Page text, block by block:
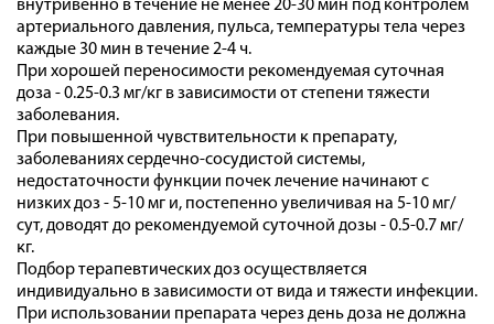
внутривенно в течение не менее 20-30 мин под контролем
артериального давления, пульса, температуры тела через
каждые 30 мин в течение 2-4 ч.
При хорошей переносимости рекомендуемая суточная
доза - 0.25-0.3 мг/кг в зависимости от степени тяжести
заболевания.
При повышенной чувствительности к препарату,
заболеваниях сердечно-сосудистой системы,
недостаточности функции почек лечение начинают с
низких доз - 5-10 мг и, постепенно увеличивая на 5-10 мг/
сут, доводят до рекомендуемой суточной дозы - 0.5-0.7 мг/
кг.
Подбор терапевтических доз осуществляется
индивидуально в зависимости от вида и тяжести инфекции.
При использовании препарата через день доза не должна